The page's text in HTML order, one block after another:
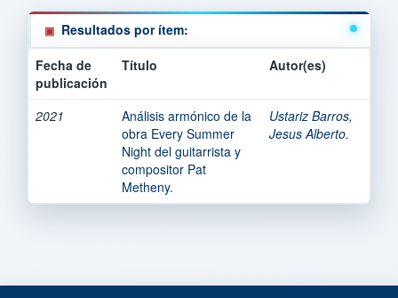
Resultados por ítem:
Fecha de
publicación
Título Autor(es)
2021
Análisis armónico de la
obra Every Summer
Night del guitarrista y
compositor Pat
Metheny.
Ustariz Barros,
Jesus Alberto.